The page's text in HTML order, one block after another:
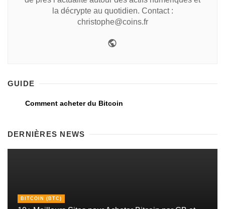
la décrypte au quotidien. Contact :
christophe@coins.fr
GUIDE
Comment acheter du Bitcoin
DERNIÈRES NEWS
BITCOIN (BTC)